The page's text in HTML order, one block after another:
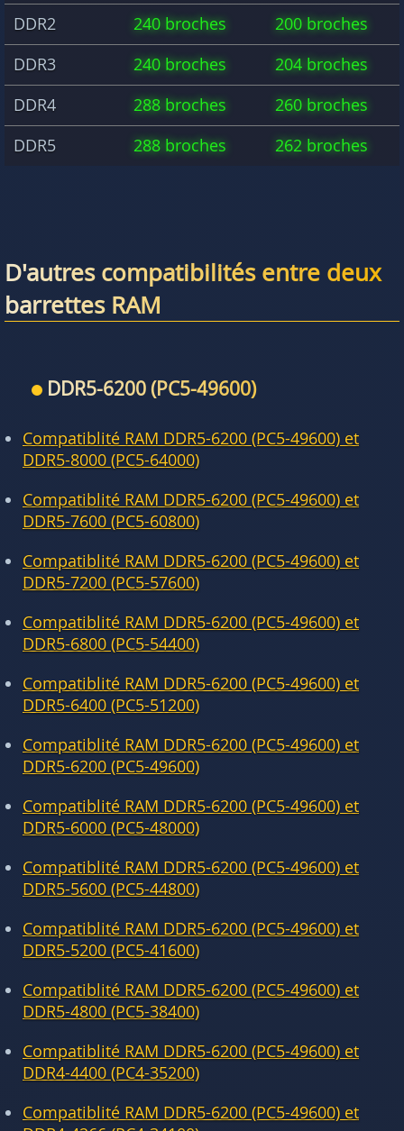
DDR2
240 broches
200 broches
DDR3
240 broches
204 broches
DDR4
288 broches
260 broches
DDR5
288 broches 262 broches
D'autres compatibilités entre deux
barrettes RAM
DDR5-6200 (PC5-49600)
Compatiblité RAM DDR5-6200 (PC5-49600) et
DDR5-8000 (PC5-64000)
Compatiblité RAM DDR5-6200 (PC5-49600) et
DDR5-7600 (PC5-60800)
Compatiblité RAM DDR5-6200 (PC5-49600) et
DDR5-7200 (PC5-57600)
Compatiblité RAM DDR5-6200 (PC5-49600) et
DDR5-6800 (PC5-54400)
Compatiblité RAM DDR5-6200 (PC5-49600) et
DDR5-6400 (PC5-51200)
Compatiblité RAM DDR5-6200 (PC5-49600) et
DDR5-6200 (PC5-49600)
Compatiblité RAM DDR5-6200 (PC5-49600) et
DDR5-6000 (PC5-48000)
Compatiblité RAM DDR5-6200 (PC5-49600) et
DDR5-5600 (PC5-44800)
Compatiblité RAM DDR5-6200 (PC5-49600) et
DDR5-5200 (PC5-41600)
Compatiblité RAM DDR5-6200 (PC5-49600) et
DDR5-4800 (PC5-38400)
Compatiblité RAM DDR5-6200 (PC5-49600) et
DDR4-4400 (PC4-35200)
Compatiblité RAM DDR5-6200 (PC5-49600) et